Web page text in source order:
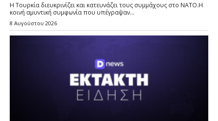
Η Τουρκία διευκρινίζει και κατευνάζει τους συμμάχους στο ΝΑΤΟ.Η
κοινή αμυντική συμφωνία που υπέγραψαν...
8 Αυγούστου 2026